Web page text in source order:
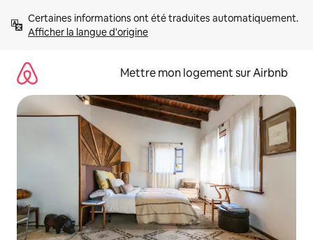
directement
Afficher la langue d'origine
Mettre mon logement sur Airbnb